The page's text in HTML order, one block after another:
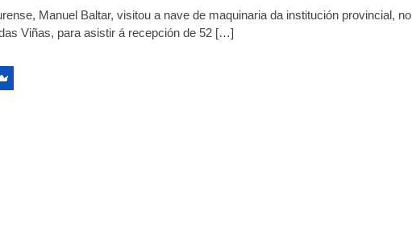
Manuel Baltar, visitou a nave de maquinaria da institución provincial, no
Viñas, para asistir á recepción de 52 […]